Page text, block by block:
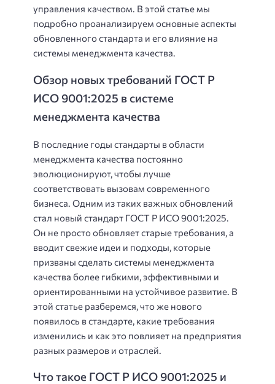
управления качеством. В этой статье мы
подробно проанализируем основные аспекты
обновленного стандарта и его влияние на
системы менеджмента качества.
Обзор новых требований ГОСТ Р
ИСО 9001:2025 в системе
менеджмента качества
В последние годы стандарты в области
менеджмента качества постоянно
эволюционируют, чтобы лучше
соответствовать вызовам современного
бизнеса. Одним из таких важных обновлений
стал новый стандарт ГОСТ Р ИСО 9001:2025.
Он не просто обновляет старые требования, а
вводит свежие идеи и подходы, которые
призваны сделать системы менеджмента
качества более гибкими, эффективными и
ориентированными на устойчивое развитие. В
этой статье разберемся, что же нового
появилось в стандарте, какие требования
изменились и как это повлияет на предприятия
разных размеров и отраслей.
Что такое ГОСТ Р ИСО 9001:2025 и